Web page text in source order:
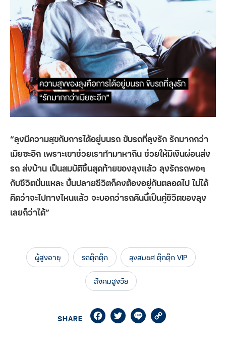
“ลุงมีความสุขกับการได้อยู่บนรถ ขับรถที่ลุงรัก รักมากกว่า
เมียซะอีก เพราะเขาช่วยเราทำมาหากิน ช่วยให้มีเงินผ่อนส่ง
รถ ส่งบ้าน เป็นสมบัติชิ้นสุดท้ายของลุงแล้ว ลุงรักรถพอๆ
กับชีวิตนั่นแหละ บั้นปลายชีวิตก็คงต้องอยู่กันตลอดไป ไม่ได้
คิดว่าจะไปทางไหนแล้ว จะบอกว่ารถคันนี้เป็นคู่ชีวิตของลุง
เลยก็ว่าได้”
ผู้สูงอายุ รถตุ๊กตุ๊ก ลุงสมยศ ตุ๊กตุ๊ก VIP
สังคมสูงวัย
SHARE FacebookTwitterLine